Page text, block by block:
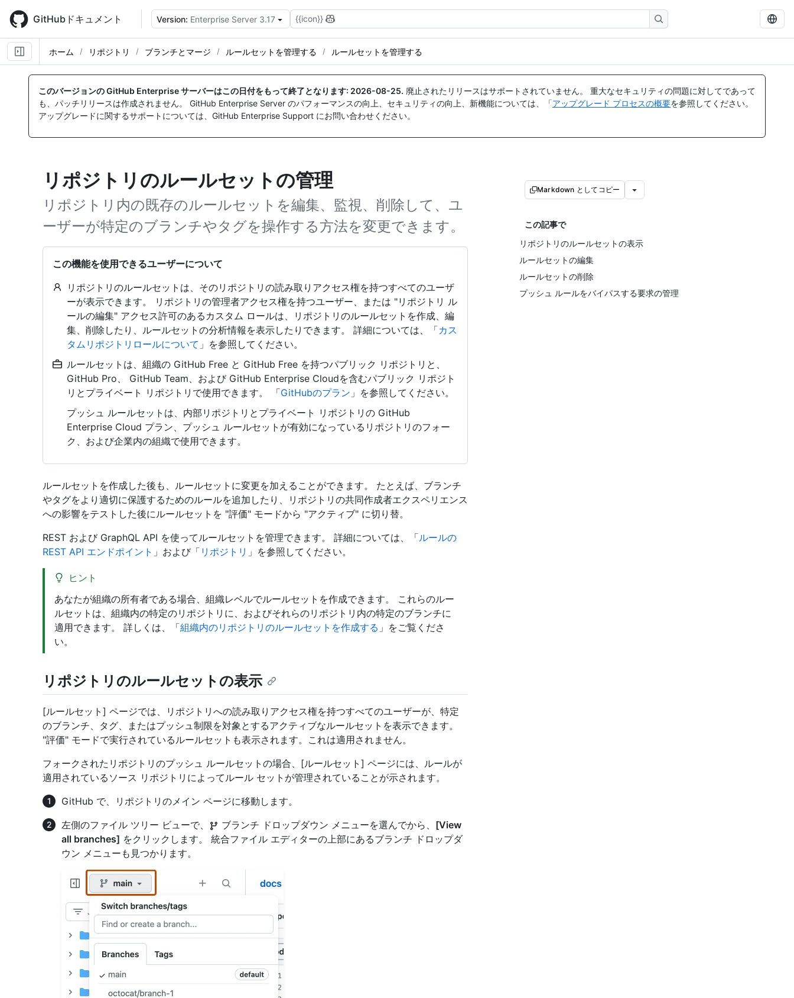
main
content
GitHubドキュメント Version: Enterprise Server 3.17 {{icon}}
ホーム リポジトリ ブランチとマージ ルールセットを管理する ルールセットを管理する
このバージョンの GitHub Enterprise サーバーはこの日付をもって終了となります: 2026-08-25. 廃止されたリリースはサポートされていません。 重大なセキュリティの問題に対してであって
も、パッチリリースは作成されません。 GitHub Enterprise Server のパフォーマンスの向上、セキュリティの向上、新機能については、「アップグレード プロセスの概要を参照してください。
アップグレードに関するサポートについては、GitHub Enterprise Support にお問い合わせください。
リポジトリのルールセットの管理
リポジトリ内の既存のルールセットを編集、監視、削除して、ユ
ーザーが特定のブランチやタグを操作する方法を変更できます。
この機能を使用できるユーザーについて
リポジトリのルールセットは、そのリポジトリの読み取りアクセス権を持つすべてのユーザ
ーが表示できます。 リポジトリの管理者アクセス権を持つユーザー、または "リポジトリ ル
ールの編集" アクセス許可のあるカスタム ロールは、リポジトリのルールセットを作成、編
集、削除したり、ルールセットの分析情報を表示したりできます。 詳細については、「カス
タムリポジトリロールについて 」を参照してください。
ルールセットは、組織の GitHub Free と GitHub Free を持つパブリック リポジトリと、
GitHub Pro、 GitHub Team、および GitHub Enterprise Cloudを含むパブリック リポジト
リとプライベート リポジトリで使用できます。 「GitHubのプラン 」を参照してください。
プッシュ ルールセットは、内部リポジトリとプライベート リポジトリの GitHub
Enterprise Cloud プラン、プッシュ ルールセットが有効になっているリポジトリのフォー
ク、および企業内の組織で使用できます。
Markdown としてコピー
この記事で
リポジトリのルールセットの表示
ルールセットの編集
ルールセットの削除
プッシュ ルールをバイパスする要求の管理
ルールセットを作成した後も、ルールセットに変更を加えることができます。 たとえば、ブランチ
やタグをより適切に保護するためのルールを追加したり、リポジトリの共同作成者エクスペリエンス
への影響をテストした後にルールセットを "評価" モードから "アクティブ" に切り替。
REST および GraphQL API を使ってルールセットを管理できます。 詳細については、「ルールの
REST API エンドポイント 」および「 リポジトリ 」を参照してください。
ヒント
あなたが組織の所有者である場合、組織レベルでルールセットを作成できます。 これらのルー
ルセットは、組織内の特定のリポジトリに、およびそれらのリポジトリ内の特定のブランチに
適用できます。 詳しくは、「組織内のリポジトリのルールセットを作成する 」をご覧くださ
い。
リポジトリのルールセットの表示
[ルールセット] ページでは、リポジトリへの読み取りアクセス権を持つすべてのユーザーが、特定
のブランチ、タグ、またはプッシュ制限を対象とするアクティブなルールセットを表示できます。
"評価" モードで実行されているルールセットも表示されます。これは適用されません。
フォークされたリポジトリのプッシュ ルールセットの場合、[ルールセット] ページには、ルールが
適用されているソース リポジトリによってルール セットが管理されていることが示されます。
GitHub で、リポジトリのメイン ページに移動します。
左側のファイル ツリー ビューで、
ブランチ ドロップダウン メニューを選んでから、 [View
all branches] をクリックします。 統合ファイル エディターの上部にあるブランチ ドロップダ
ウン メニューも見つかります。